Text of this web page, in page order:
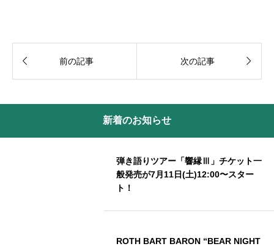
 前の記事 次の記事 
新着のお知らせ
弾き語りツアー「響縁Ⅲ」チケット一
般発売が7月11日(土)12:00〜スター
ト！
ROTH BART BARON “BEAR NIGHT